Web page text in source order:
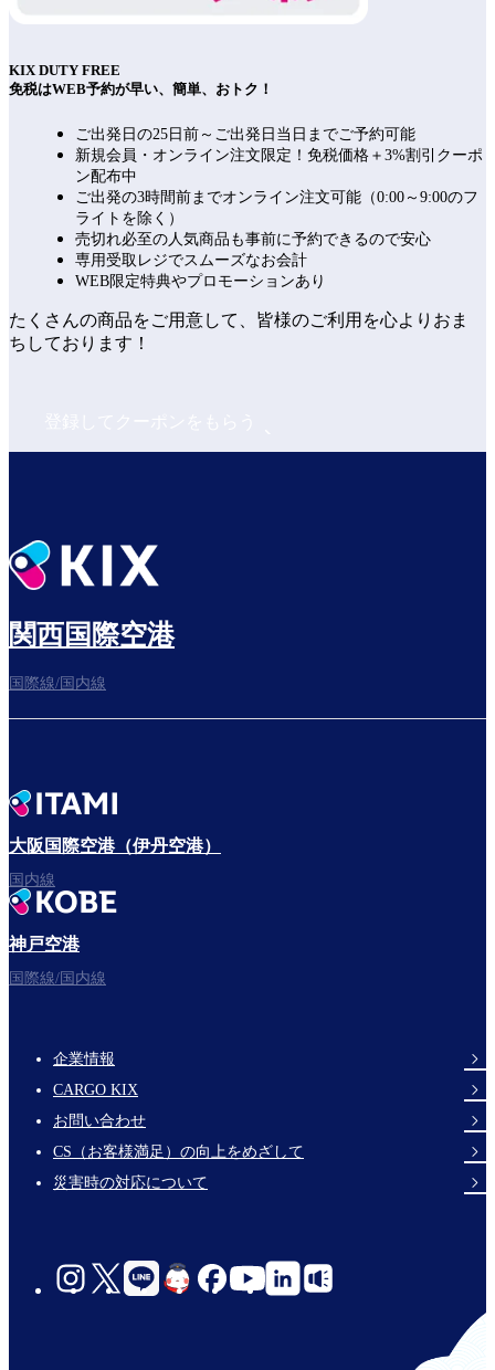
KIX DUTY FREE
免税はWEB予約が早い、簡単、おトク！
ご出発日の25日前～ご出発日当日までご予約可能
新規会員・オンライン注文限定！免税価格＋3%割引クーポ
ン配布中
ご出発の3時間前までオンライン注文可能（0:00～9:00のフ
ライトを除く）
売切れ必至の人気商品も事前に予約できるので安心
専用受取レジでスムーズなお会計
WEB限定特典やプロモーションあり
たくさんの商品をご用意して、皆様のご利用を心よりおま
ちしております！
関西国際空港
国際線/国内線
大阪国際空港（伊丹空港）
国内線
神戸空港
国際線/国内線
Footer
Links
企業情報
CARGO KIX
お問い合わせ
CS（お客様満足）の向上をめざして
災害時の対応について
social-